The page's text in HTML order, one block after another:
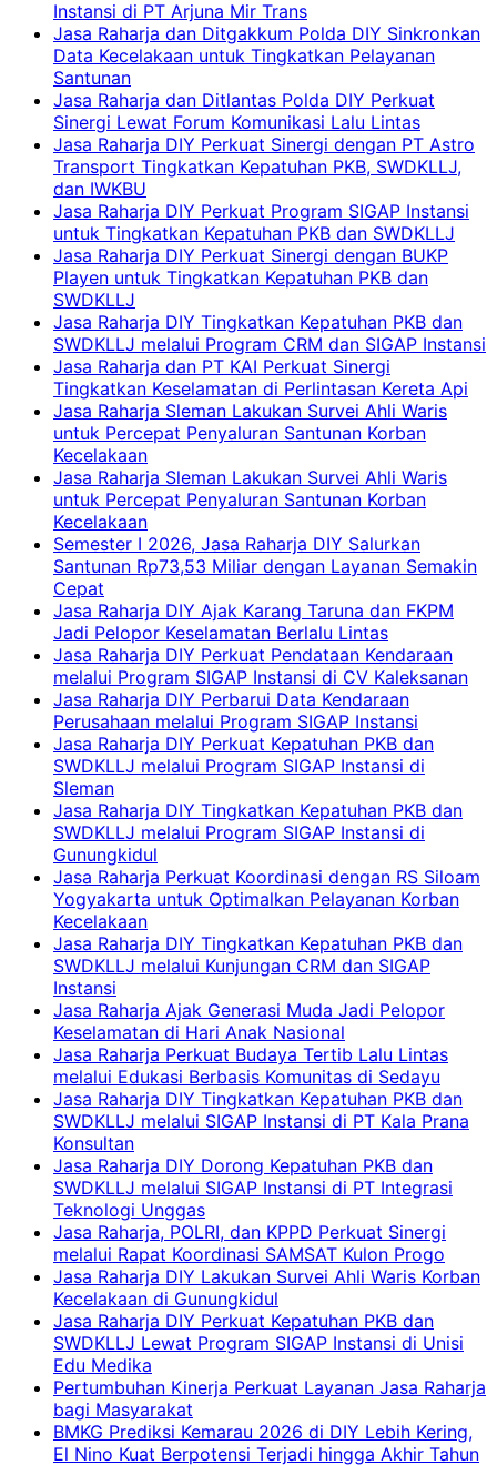
Instansi di PT Arjuna Mir Trans
Jasa Raharja dan Ditgakkum Polda DIY Sinkronkan
Data Kecelakaan untuk Tingkatkan Pelayanan
Santunan
Jasa Raharja dan Ditlantas Polda DIY Perkuat
Sinergi Lewat Forum Komunikasi Lalu Lintas
Jasa Raharja DIY Perkuat Sinergi dengan PT Astro
Transport Tingkatkan Kepatuhan PKB, SWDKLLJ,
dan IWKBU
Jasa Raharja DIY Perkuat Program SIGAP Instansi
untuk Tingkatkan Kepatuhan PKB dan SWDKLLJ
Jasa Raharja DIY Perkuat Sinergi dengan BUKP
Playen untuk Tingkatkan Kepatuhan PKB dan
SWDKLLJ
Jasa Raharja DIY Tingkatkan Kepatuhan PKB dan
SWDKLLJ melalui Program CRM dan SIGAP Instansi
Jasa Raharja dan PT KAI Perkuat Sinergi
Tingkatkan Keselamatan di Perlintasan Kereta Api
Jasa Raharja Sleman Lakukan Survei Ahli Waris
untuk Percepat Penyaluran Santunan Korban
Kecelakaan
Jasa Raharja Sleman Lakukan Survei Ahli Waris
untuk Percepat Penyaluran Santunan Korban
Kecelakaan
Semester I 2026, Jasa Raharja DIY Salurkan
Santunan Rp73,53 Miliar dengan Layanan Semakin
Cepat
Jasa Raharja DIY Ajak Karang Taruna dan FKPM
Jadi Pelopor Keselamatan Berlalu Lintas
Jasa Raharja DIY Perkuat Pendataan Kendaraan
melalui Program SIGAP Instansi di CV Kaleksanan
Jasa Raharja DIY Perbarui Data Kendaraan
Perusahaan melalui Program SIGAP Instansi
Jasa Raharja DIY Perkuat Kepatuhan PKB dan
SWDKLLJ melalui Program SIGAP Instansi di
Sleman
Jasa Raharja DIY Tingkatkan Kepatuhan PKB dan
SWDKLLJ melalui Program SIGAP Instansi di
Gunungkidul
Jasa Raharja Perkuat Koordinasi dengan RS Siloam
Yogyakarta untuk Optimalkan Pelayanan Korban
Kecelakaan
Jasa Raharja DIY Tingkatkan Kepatuhan PKB dan
SWDKLLJ melalui Kunjungan CRM dan SIGAP
Instansi
Jasa Raharja Ajak Generasi Muda Jadi Pelopor
Keselamatan di Hari Anak Nasional
Jasa Raharja Perkuat Budaya Tertib Lalu Lintas
melalui Edukasi Berbasis Komunitas di Sedayu
Jasa Raharja DIY Tingkatkan Kepatuhan PKB dan
SWDKLLJ melalui SIGAP Instansi di PT Kala Prana
Konsultan
Jasa Raharja DIY Dorong Kepatuhan PKB dan
SWDKLLJ melalui SIGAP Instansi di PT Integrasi
Teknologi Unggas
Jasa Raharja, POLRI, dan KPPD Perkuat Sinergi
melalui Rapat Koordinasi SAMSAT Kulon Progo
Jasa Raharja DIY Lakukan Survei Ahli Waris Korban
Kecelakaan di Gunungkidul
Jasa Raharja DIY Perkuat Kepatuhan PKB dan
SWDKLLJ Lewat Program SIGAP Instansi di Unisi
Edu Medika
Pertumbuhan Kinerja Perkuat Layanan Jasa Raharja
bagi Masyarakat
BMKG Prediksi Kemarau 2026 di DIY Lebih Kering,
El Nino Kuat Berpotensi Terjadi hingga Akhir Tahun